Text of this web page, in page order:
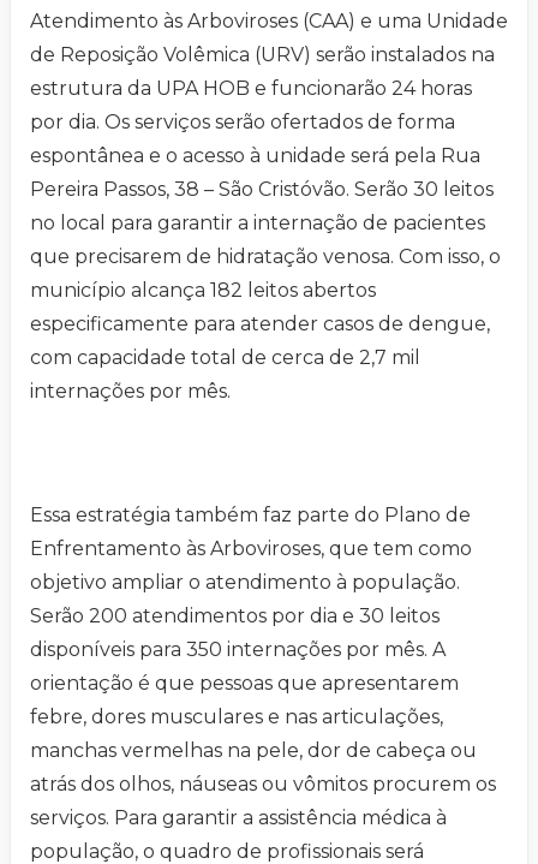
Atendimento às Arboviroses (CAA) e uma Unidade
de Reposição Volêmica (URV) serão instalados na
estrutura da UPA HOB e funcionarão 24 horas
por dia. Os serviços serão ofertados de forma
espontânea e o acesso à unidade será pela Rua
Pereira Passos, 38 – São Cristóvão. Serão 30 leitos
no local para garantir a internação de pacientes
que precisarem de hidratação venosa. Com isso, o
município alcança 182 leitos abertos
especificamente para atender casos de dengue,
com capacidade total de cerca de 2,7 mil
internações por mês.
Essa estratégia também faz parte do Plano de
Enfrentamento às Arboviroses, que tem como
objetivo ampliar o atendimento à população.
Serão 200 atendimentos por dia e 30 leitos
disponíveis para 350 internações por mês. A
orientação é que pessoas que apresentarem
febre, dores musculares e nas articulações,
manchas vermelhas na pele, dor de cabeça ou
atrás dos olhos, náuseas ou vômitos procurem os
serviços. Para garantir a assistência médica à
população, o quadro de profissionais será